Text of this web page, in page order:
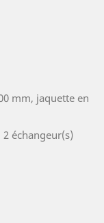
mm, jaquette en
échangeur(s)